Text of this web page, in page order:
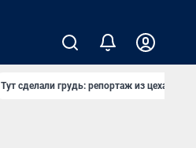
Тут сделали грудь: репортаж из цеха